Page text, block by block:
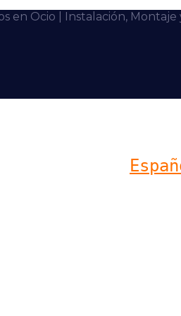
en Ocio | Instalación,